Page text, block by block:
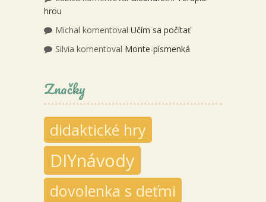
hrou
Michal komentoval Učím sa počítať
Silvia komentoval Monte-písmenká
Značky
didaktické hry
DIYnávody
dovolenka s deťmi